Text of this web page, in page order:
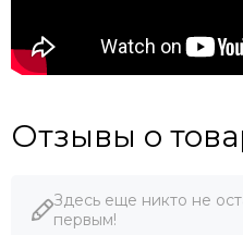
Отзывы о
Здесь еще никто не
первым!